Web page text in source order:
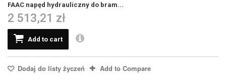
FAAC napęd hydrauliczny do bram...
2 513,21 zł
Add to cart
Dodaj do listy życzeń Add to Compare